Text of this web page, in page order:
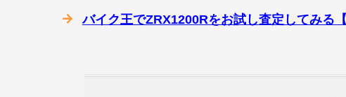
バイク王でZRX1200Rをお試し査定してみる【